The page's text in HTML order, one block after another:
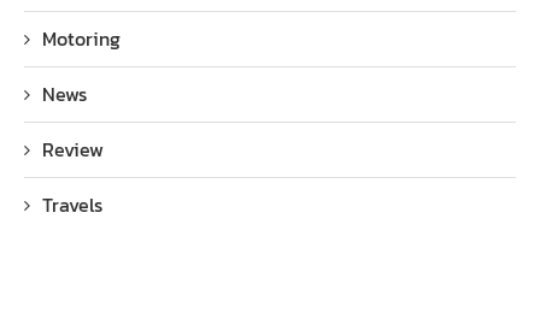
Motoring
News
Review
Travels